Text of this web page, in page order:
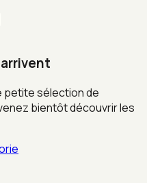
petite sélection de
bientôt découvrir les